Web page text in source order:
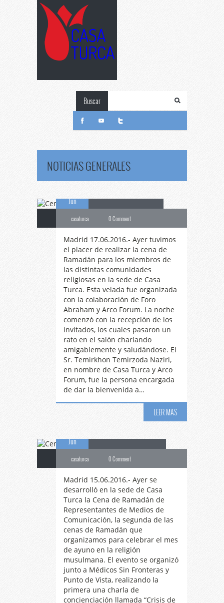
Buscar
NOTICIAS GENERALES
17
Jun
Cenade Ramadán
casaturca 0 Comment
Madrid 17.06.2016.- Ayer tuvimos
el placer de realizar la cena de
Ramadán para los miembros de
las distintas comunidades
religiosas en la sede de Casa
Turca. Esta velada fue organizada
con la colaboración de Foro
Abraham y Arco Forum. La noche
comenzó con la recepción de los
invitados, los cuales pasaron un
rato en el salón charlando
amigablemente y saludándose. El
Sr. Temirkhon Temirzoda Naziri,
en nombre de Casa Turca y Arco
Forum, fue la persona encargada
de dar la bienvenida a…
LEER MAS
Jun
Cenade Ramadán
casaturca 0 Comment
Madrid 15.06.2016.- Ayer se
desarrolló en la sede de Casa
Turca la Cena de Ramadán de
Representantes de Medios de
Comunicación, la segunda de las
cenas de Ramadán que
organizamos para celebrar el mes
de ayuno en la religión
musulmana. El evento se organizó
junto a Médicos Sin Fronteras y
Punto de Vista, realizando la
primera una charla de
concienciación llamada “Crisis de